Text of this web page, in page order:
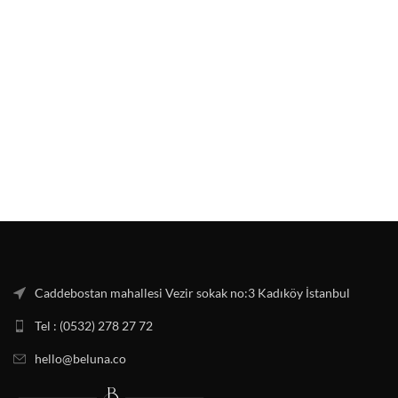
Caddebostan mahallesi Vezir sokak no:3 Kadıköy İstanbul
Tel : (0532) 278 27 72
hello@beluna.co